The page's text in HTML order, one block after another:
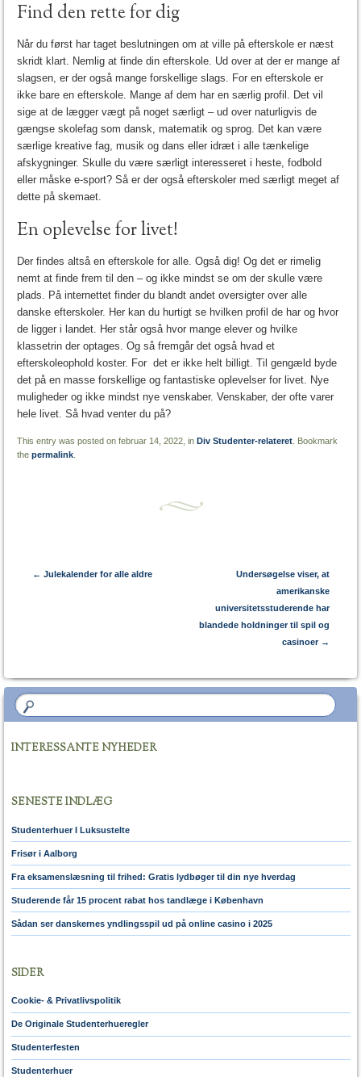
Find den rette for dig
Når du først har taget beslutningen om at ville på efterskole er næst
skridt klart. Nemlig at finde din efterskole. Ud over at der er mange af
slagsen, er der også mange forskellige slags. For en efterskole er
ikke bare en efterskole. Mange af dem har en særlig profil. Det vil
sige at de lægger vægt på noget særligt – ud over naturligvis de
gængse skolefag som dansk, matematik og sprog. Det kan være
særlige kreative fag, musik og dans eller idræt i alle tænkelige
afskygninger. Skulle du være særligt interesseret i heste, fodbold
eller måske e-sport? Så er der også efterskoler med særligt meget af
dette på skemaet.
En oplevelse for livet!
Der findes altså en efterskole for alle. Også dig! Og det er rimelig
nemt at finde frem til den – og ikke mindst se om der skulle være
plads. På internettet finder du blandt andet oversigter over alle
danske efterskoler. Her kan du hurtigt se hvilken profil de har og hvor
de ligger i landet. Her står også hvor mange elever og hvilke
klassetrin der optages. Og så fremgår det også hvad et
efterskoleophold koster. For det er ikke helt billigt. Til gengæld byde
det på en masse forskellige og fantastiske oplevelser for livet. Nye
muligheder og ikke mindst nye venskaber. Venskaber, der ofte varer
hele livet. Så hvad venter du på?
This entry was posted on februar 14, 2022, inDiv Studenter-relateret . Bookmark
thepermalink
Post navigation
← Julekalender for alle aldre
Undersøgelse viser, at
amerikanske
universitetsstuderende har
blandede holdninger til spil og
casinoer →
INTERESSANTE NYHEDER
SENESTE INDLÆG
Studenterhuer I Luksustelte
Frisør i Aalborg
Fra eksamenslæsning til frihed: Gratis lydbøger til din nye hverdag
Studerende får 15 procent rabat hos tandlæge i København
Sådan ser danskernes yndlingsspil ud på online casino i 2025
SIDER
Cookie- & Privatlivspolitik
De Originale Studenterhueregler
Studenterfesten
Studenterhuer